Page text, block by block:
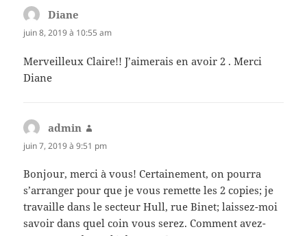
Diane
juin 8, 2019 à 10:55 am
Merveilleux Claire!! J’aimerais en avoir 2 . Merci
Diane
admin
juin 7, 2019 à 9:51 pm
Bonjour, merci à vous! Certainement, on pourra
s’arranger pour que je vous remette les 2 copies; je
travaille dans le secteur Hull, rue Binet; laissez-moi
savoir dans quel coin vous serez. Comment avez-